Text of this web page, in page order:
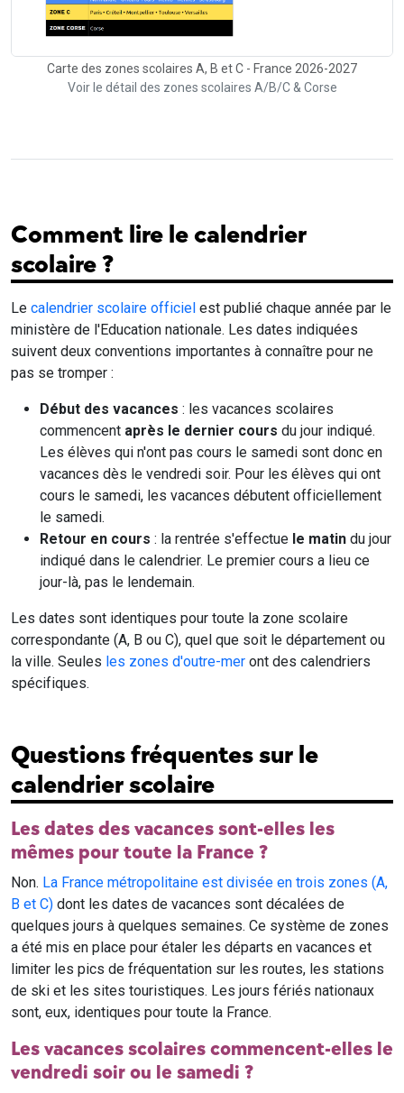
Carte des zones scolaires A, B et C - France 2026-2027
Voir le détail des zones scolaires A/B/C & Corse
Comment lire le calendrier
scolaire ?
Le calendrier scolaire officiel est publié chaque année par le
ministère de l'Education nationale. Les dates indiquées
suivent deux conventions importantes à connaître pour ne
pas se tromper :
Début des vacances : les vacances scolaires
commencent après le dernier cours du jour indiqué.
Les élèves qui n'ont pas cours le samedi sont donc en
vacances dès le vendredi soir. Pour les élèves qui ont
cours le samedi, les vacances débutent officiellement
le samedi.
Retour en cours : la rentrée s'effectue le matin du jour
indiqué dans le calendrier. Le premier cours a lieu ce
jour-là, pas le lendemain.
Les dates sont identiques pour toute la zone scolaire
correspondante (A, B ou C), quel que soit le département ou
la ville. Seules les zones d'outre-mer ont des calendriers
spécifiques.
Questions fréquentes sur le
calendrier scolaire
Les dates des vacances sont-elles les
mêmes pour toute la France ?
Non. La France métropolitaine est divisée en trois zones (A,
B et C) dont les dates de vacances sont décalées de
quelques jours à quelques semaines. Ce système de zones
a été mis en place pour étaler les départs en vacances et
limiter les pics de fréquentation sur les routes, les stations
de ski et les sites touristiques. Les jours fériés nationaux
sont, eux, identiques pour toute la France.
Les vacances scolaires commencent-elles le
vendredi soir ou le samedi ?